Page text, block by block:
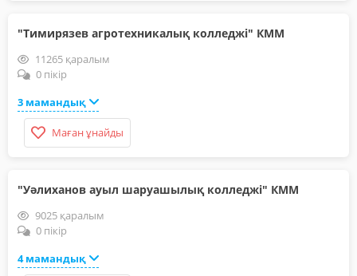
"Тимирязев агротехникалық колледжі" КММ
11265 қаралым
0 пікір
3 мамандық
Маған ұнайды
"Уәлиханов ауыл шаруашылық колледжі" КММ
9025 қаралым
0 пікір
4 мамандық